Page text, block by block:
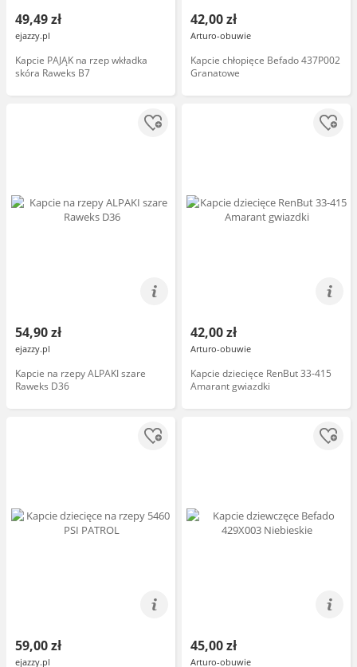
49,49 zł
ejazzy.pl
Kapcie PAJĄK na rzep wkładka
skóra Raweks B7
42,00 zł
Arturo-obuwie
Kapcie chłopięce Befado 437P002
Granatowe
54,90 zł
ejazzy.pl
Kapcie na rzepy ALPAKI szare
Raweks D36
42,00 zł
Arturo-obuwie
Kapcie dziecięce RenBut 33-415
Amarant gwiazdki
59,00 zł
ejazzy.pl
45,00 zł
Arturo-obuwie